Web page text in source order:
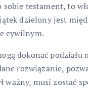
testament, to
dzielony jest
cywilnym.
dokonać podziału
rozwiązanie,
ważny, musi zostać